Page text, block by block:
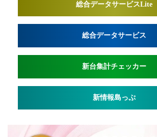
総合データサービスLite
総合データサービス
新台集計チェッカー
新情報島っぷ